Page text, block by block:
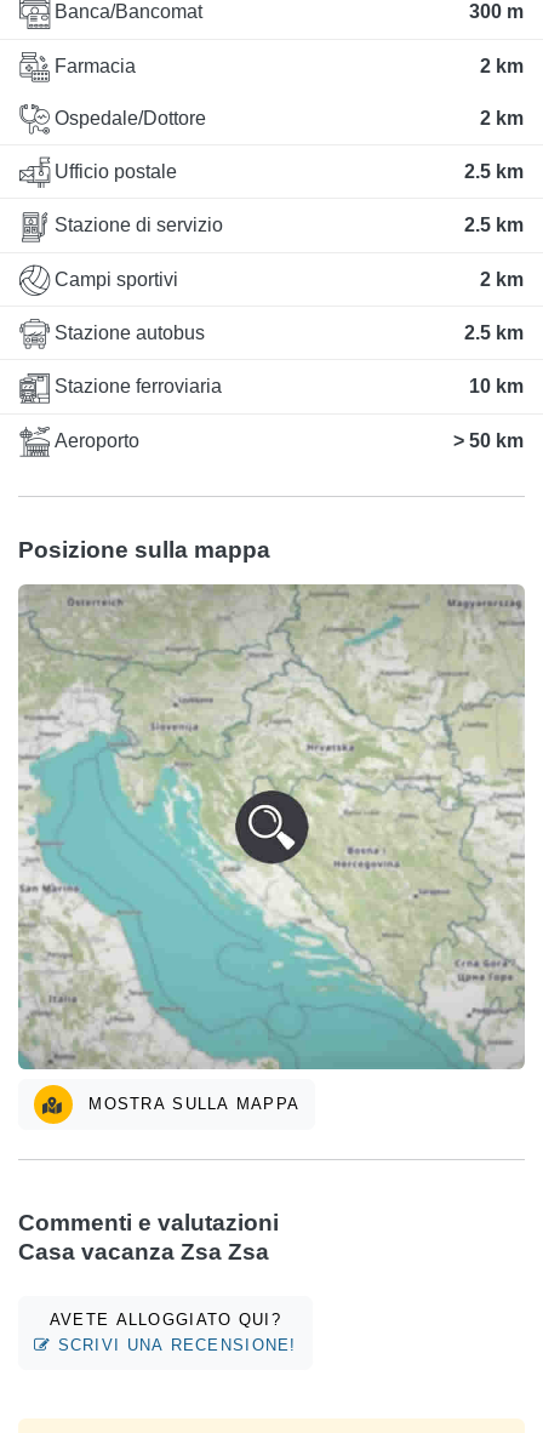
Banca/Bancomat 300 m
Farmacia 2 km
Ospedale/Dottore 2 km
Ufficio postale 2.5 km
Stazione di servizio 2.5 km
Campi sportivi 2 km
Stazione autobus 2.5 km
Stazione ferroviaria 10 km
Aeroporto > 50 km
Posizione sulla mappa
MOSTRA SULLA MAPPA
Commenti e valutazioni
Casa vacanza Zsa Zsa
AVETE ALLOGGIATO QUI?
SCRIVI UNA RECENSIONE!